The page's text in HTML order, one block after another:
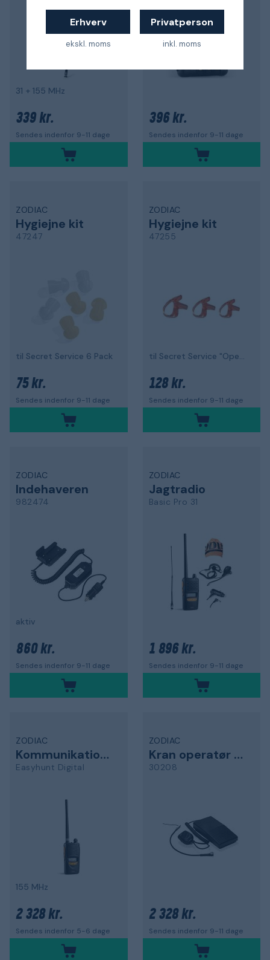
Erhverv
ekskl. moms
Privatperson
inkl. moms
31 + 155 MHz
339 kr.
Sendes indenfor 9-11 dage
396 kr.
Sendes indenfor 9-11 dage
ZODIAC
Hygiejne kit
47247
til Secret Service 6 Pack
75 kr.
Sendes indenfor 9-11 dage
ZODIAC
Hygiejne kit
47255
til Secret Service "Open Ear" 3-pak
128 kr.
Sendes indenfor 9-11 dage
ZODIAC
Indehaveren
982474
aktiv
860 kr.
Sendes indenfor 9-11 dage
ZODIAC
Jagtradio
Basic Pro 31
1 896 kr.
Sendes indenfor 9-11 dage
ZODIAC
Kommunikationsradio
Easyhunt Digital
155 MHz
2 328 kr.
Sendes indenfor 5-6 dage
ZODIAC
Kran operatør pakke
30208
2 328 kr.
Sendes indenfor 9-11 dage